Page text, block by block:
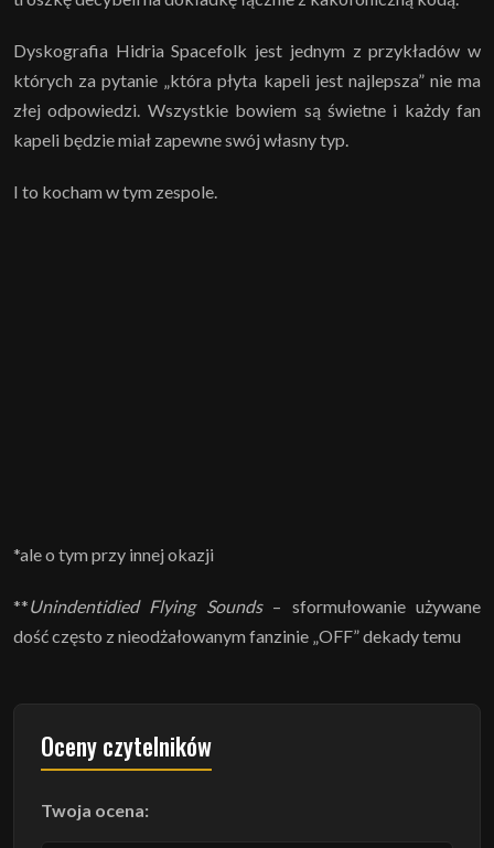
Dyskografia Hidria Spacefolk jest jednym z przykładów w
których za pytanie „która płyta kapeli jest najlepsza” nie ma
złej odpowiedzi. Wszystkie bowiem są świetne i każdy fan
kapeli będzie miał zapewne swój własny typ.
I to kocham w tym zespole.
*ale o tym przy innej okazji
**Unindentidied Flying Sounds– sformułowanie używane
dość często z nieodżałowanym fanzinie „OFF” dekady temu
Oceny czytelników
Twoja ocena: